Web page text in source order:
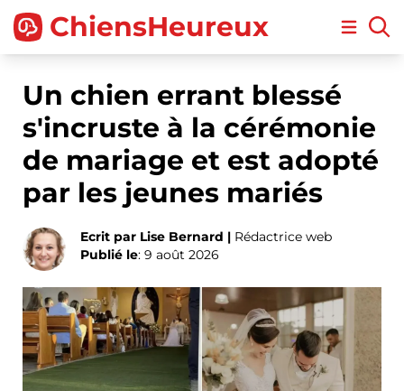
ChiensHeureux Open
Un chien errant blessé
s'incruste à la cérémonie
de mariage et est adopté
par les jeunes mariés
Ecrit par Lise Bernard | Rédactrice web
Publié le: 9 août 2026